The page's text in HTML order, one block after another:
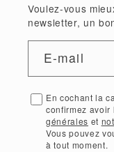
Voulez-vous
newsletter, un
E-mail
En cochant la
confirmez
générales et
Vous pouvez
à tout moment.